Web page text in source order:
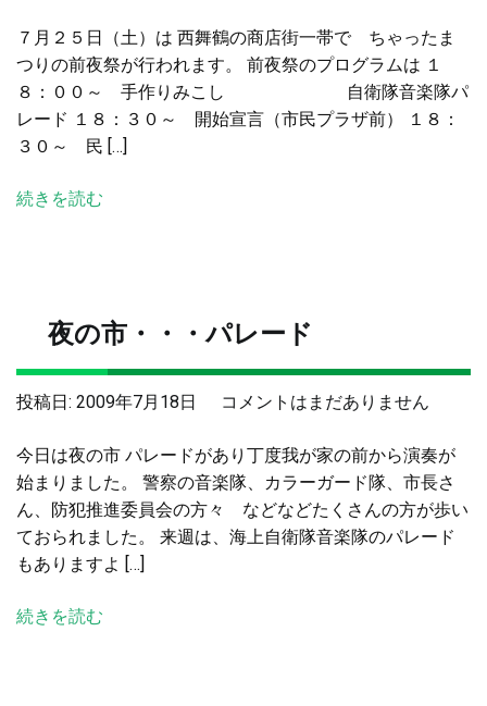
４
回
み
な
ま
つ
り
夜
祭
の
７月２５日（土）は 西舞鶴の商店街一帯で ちゃったま
つりの前夜祭が行われます。 前夜祭のプログラムは １
８：００～ 手作りみこし 自衛隊音楽隊パ
レード １８：３０～ 開始宣言（市民プラザ前） １８：
３０～ 民 […]
続きを読む
夜の市・・・パレード
投稿日: 2009年7月18日
夜
市・・・
パ
レ
ー
コメントはまだありません
今日は夜の市 パレードがあり丁度我が家の前から演奏が
始まりました。 警察の音楽隊、カラーガード隊、市長さ
ん、防犯推進委員会の方々 などなどたくさんの方が歩い
ておられました。 来週は、海上自衛隊音楽隊のパレード
もありますよ […]
続きを読む